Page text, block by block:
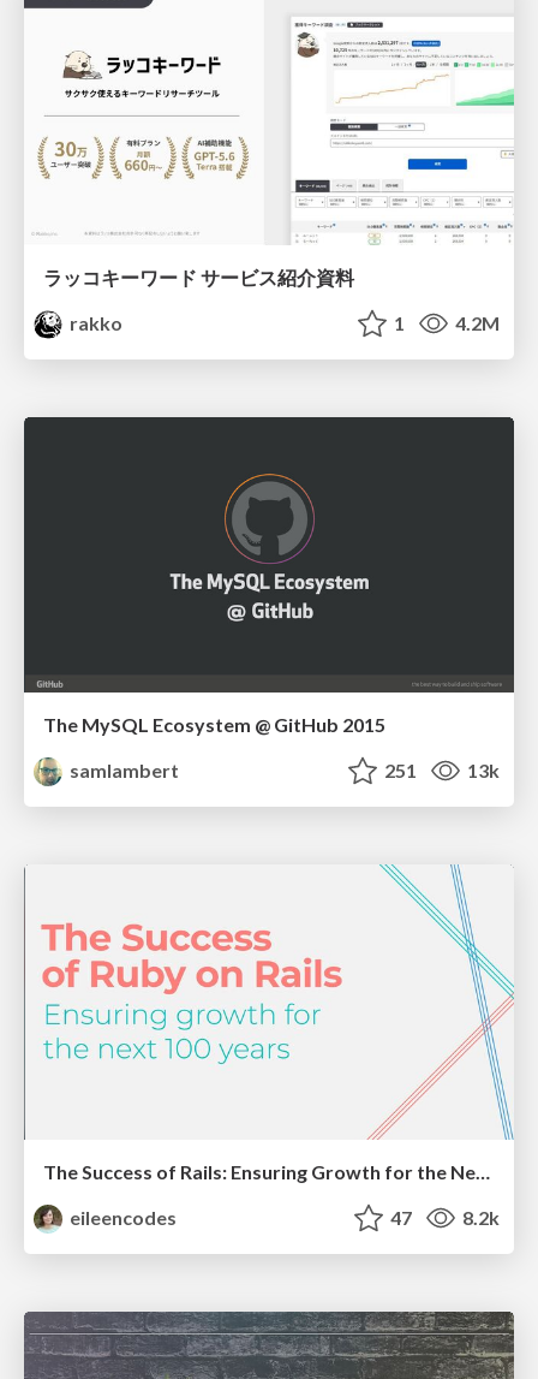
ラッコキーワード サービス紹介資料
rakko
1 4.2M
The MySQL Ecosystem @ GitHub 2015
samlambert
251 13k
The Success of Rails: Ensuring Growth for the Next 100 Years
eileencodes
47 8.2k